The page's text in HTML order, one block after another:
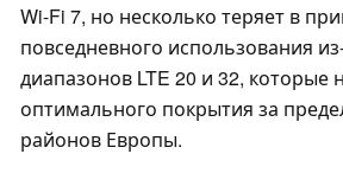
Wi-Fi 7, но несколько теряет в
повседневного использования
диапазонов LTE 20 и 32, которые
оптимального покрытия за
районов Европы.